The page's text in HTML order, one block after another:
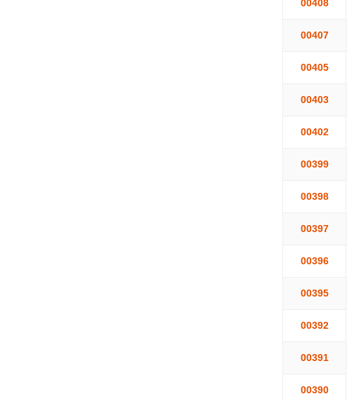
00408
00407
00405
00403
00402
00399
00398
00397
00396
00395
00392
00391
00390